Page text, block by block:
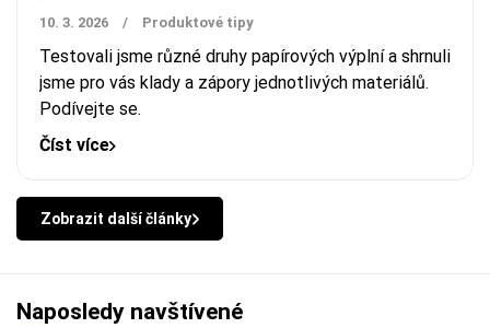
10. 3. 2026 / Produktové tipy
Testovali jsme různé druhy papírových výplní a shrnuli
jsme pro vás klady a zápory jednotlivých materiálů.
Podívejte se.
Číst více
Zobrazit další články
Naposledy navštívené